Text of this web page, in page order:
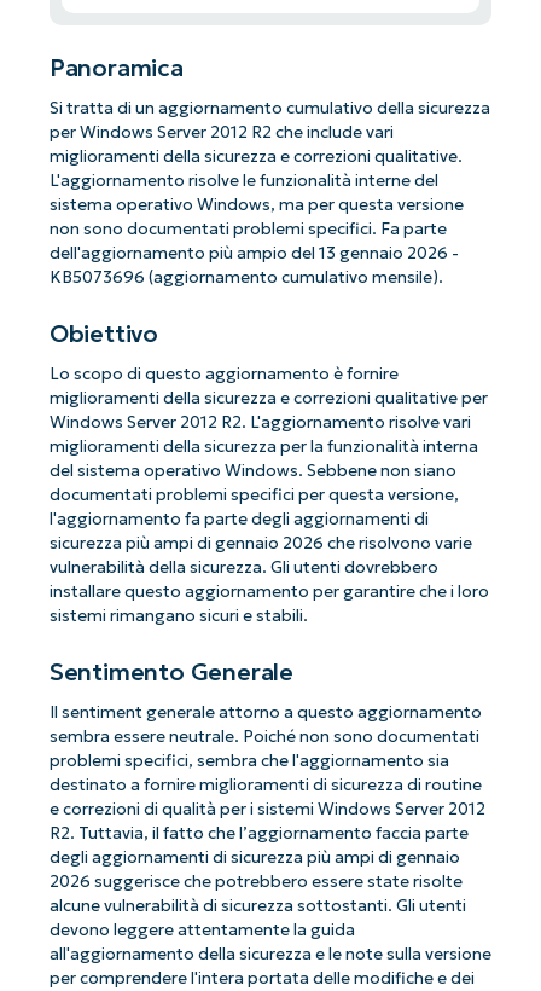
Panoramica
Si tratta di un aggiornamento cumulativo della sicurezza
per Windows Server 2012 R2 che include vari
miglioramenti della sicurezza e correzioni qualitative.
L'aggiornamento risolve le funzionalità interne del
sistema operativo Windows, ma per questa versione
non sono documentati problemi specifici. Fa parte
dell'aggiornamento più ampio del 13 gennaio 2026 -
KB5073696 (aggiornamento cumulativo mensile).
Obiettivo
Lo scopo di questo aggiornamento è fornire
miglioramenti della sicurezza e correzioni qualitative per
Windows Server 2012 R2. L'aggiornamento risolve vari
miglioramenti della sicurezza per la funzionalità interna
del sistema operativo Windows. Sebbene non siano
documentati problemi specifici per questa versione,
l'aggiornamento fa parte degli aggiornamenti di
sicurezza più ampi di gennaio 2026 che risolvono varie
vulnerabilità della sicurezza. Gli utenti dovrebbero
installare questo aggiornamento per garantire che i loro
sistemi rimangano sicuri e stabili.
Sentimento Generale
Il sentiment generale attorno a questo aggiornamento
sembra essere neutrale. Poiché non sono documentati
problemi specifici, sembra che l'aggiornamento sia
destinato a fornire miglioramenti di sicurezza di routine
e correzioni di qualità per i sistemi Windows Server 2012
R2. Tuttavia, il fatto che l’aggiornamento faccia parte
degli aggiornamenti di sicurezza più ampi di gennaio
2026 suggerisce che potrebbero essere state risolte
alcune vulnerabilità di sicurezza sottostanti. Gli utenti
devono leggere attentamente la guida
all'aggiornamento della sicurezza e le note sulla versione
per comprendere l'intera portata delle modifiche e dei